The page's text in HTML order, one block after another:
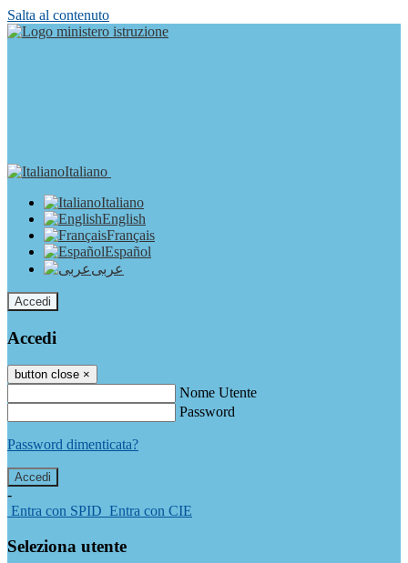
Salta al contenuto
Italiano
Italiano
English
Français
Español
عربى
Accedi
Accedi
button close ×
Nome Utente
Password
Password dimenticata?
-
Entra con SPID Entra con CIE
Seleziona utente